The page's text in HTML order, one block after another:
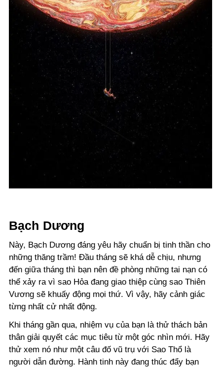
Bạch Dương
Này, Bạch Dương đáng yêu hãy chuẩn bị tinh thần cho
những thăng trầm! Đầu tháng sẽ khá dễ chịu, nhưng
đến giữa tháng thì bạn nên đề phòng những tai nạn có
thể xảy ra vì sao Hỏa đang giao thiệp cùng sao Thiên
Vương sẽ khuấy động mọi thứ. Vì vậy, hãy cảnh giác
từng nhất cử nhất động.
Khi tháng gần qua, nhiệm vụ của bạn là thử thách bản
thân giải quyết các mục tiêu từ một góc nhìn mới. Hãy
thử xem nó như một câu đố vũ trụ với Sao Thổ là
người dẫn đường. Hành tinh này đang thúc đẩy bạn